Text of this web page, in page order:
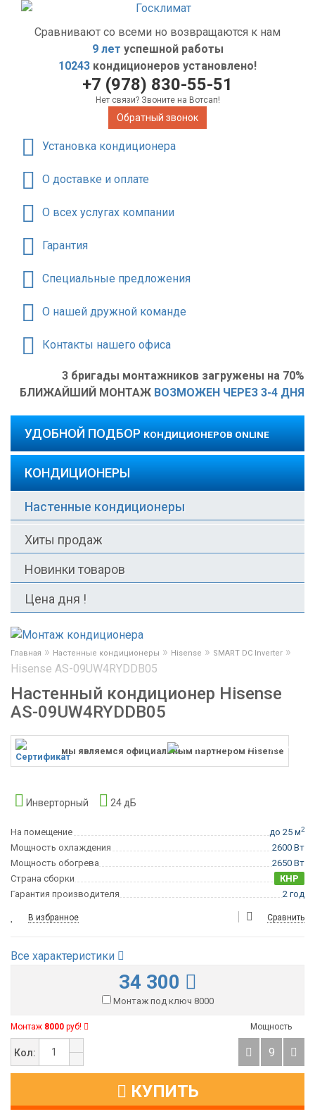
Сравнивают со всеми но возвращаются к нам
9 лет успешной работы
10243 кондиционеров установлено!
+7 (978) 830-55-51
Нет связи? Звоните на Вотсап!
Обратный звонок
Установка кондиционера
О доставке и оплате
О всех услугах компании
Гарантия
Специальные предложения
О нашей дружной команде
Контакты нашего офиса
3 бригады монтажников загружены на 70%
БЛИЖАЙШИЙ МОНТАЖ ВОЗМОЖЕН ЧЕРЕЗ 3-4 ДНЯ
УДОБНОЙ ПОДБОР КОНДИЦИОНЕРОВ ONLINE
КОНДИЦИОНЕРЫ
Настенные кондиционеры
Хиты продаж
Новинки товаров
Цена дня !
Главная » Настенные кондиционеры » Hisense » SMART DC Inverter »
Hisense AS-09UW4RYDDB05
Настенный кондиционер Hisense
AS-09UW4RYDDB05
мы являемся официальным партнером Hisense
Инверторный 24 дБ
На помещение до 25 м2
Мощность охлаждения
2600 Вт
Мощность обогрева
2650 Вт
Страна сборки
КНР
Гарантия производителя
2 год
В избранное Сравнить
Все характеристики
34 300
Монтаж под ключ 8000
Монтаж 8000 руб!
Кол:
Мощность
9
КУПИТЬ